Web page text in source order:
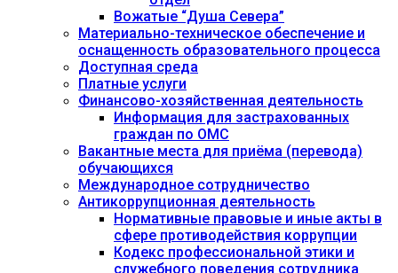
Вожатые “Душа Севера”
Материально-техническое обеспечение и
оснащенность образовательного процесса
Доступная среда
Платные услуги
Финансово-хозяйственная деятельность
Информация для застрахованных
граждан по ОМС
Вакантные места для приёма (перевода)
обучающихся
Международное сотрудничество
Антикоррупционная деятельность
Нормативные правовые и иные акты в
сфере противодействия коррупции
Кодекс профессиональной этики и
служебного поведения сотрудника